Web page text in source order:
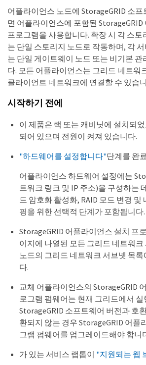
어플라이언스 노드에 StorageGRID 소
면 어플라이언스에 포함된
프로그램을 사용합니다. 확장 시 각 스
는 단일 스토리지 노드로 작동하며, 각
는 단일 게이트웨이 노드 또는 비기본 관
다. 모든 어플라이언스는 그리드 네트워
클라이언트 네트워크에 연결할 수 있습
시작하기 전에
이 제품은 랙 또는 캐비닛에 설치되
되어 있으며 전원이 켜져 있습니다.
"하드웨어를 설정합니다"단계를 완
어플라이언스 하드웨어 설정에는
트워크 링크 및 IP 주소)을 구성하는
드 암호화 활성화, RAID 모드 변경 및
핑을 위한 선택적 단계가 포함됩니다.
StorageGRID 어플라이언스 설치 프
이지에 나열된 모든 그리드 네트워크
노드의 그리드 네트워크 서브넷 목
다.
교체 어플라이언스의 StorageGRID
로그램 펌웨어는 현재 그리드에서 실
StorageGRID 소프트웨어 버전과 호
환되지 않는 경우 StorageGRID 어플
그램 펌웨어를 업그레이드해야 합니
가 있는 서비스 랩톱이 "지원되는 웹